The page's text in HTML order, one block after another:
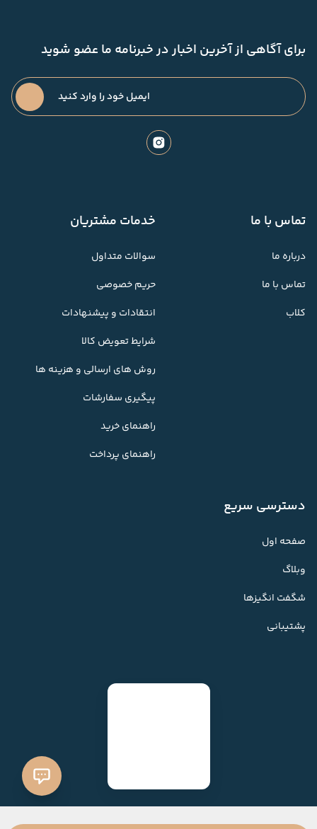
برای آگاهی از آخرین اخبار در خبرنامه ما عضو شوید
تماس با ما
درباره ما
تماس با ما
کلاب
خدمات مشتریان
سوالات متداول
حریم خصوصی
انتقادات و پیشنهادات
شرایط تعویض کالا
روش های ارسالی و هزینه ها
پیگیری سفارشات
راهنمای خرید
راهنمای پرداخت
دسترسی سریع
صفحه اول
وبلاگ
شگفت انگیزها
پشتیبانی